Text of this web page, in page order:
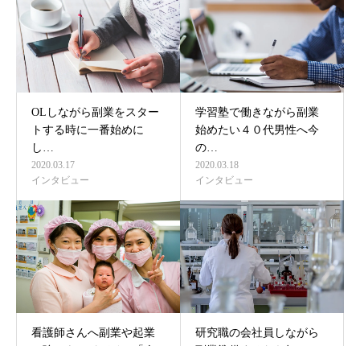
OLしながら副業をスター
トする時に一番始めに
し…
2020.03.17
インタビュー
学習塾で働きながら副業
始めたい４０代男性へ今
の…
2020.03.18
インタビュー
看護師さんへ副業や起業
研究職の会社員しながら